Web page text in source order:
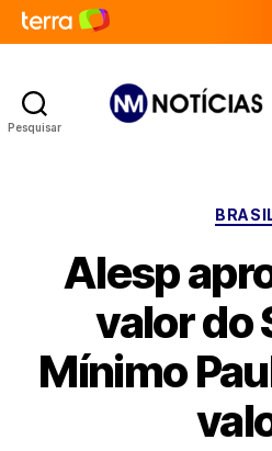
Pesquisar
Alesp
valor do
Mínimo